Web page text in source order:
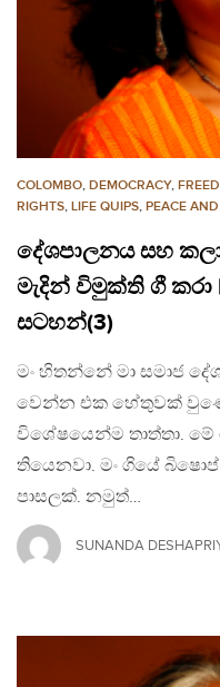
COLOMBO, DEMOCRACY,
RIGHTS, LIFE QUIPS, PEACE
දේශපාලනය සහ
මැදින් විමුක්ති ගී
සටහන්(3)
මං හිතන්නේ මා සමාජ
වෙන්න එක හේතුවක්
විශේෂයෙන්ම තාත්තා.
තියෙනවා. මං ගියේ
පාසලක්. නමුත්…
SUNANDA